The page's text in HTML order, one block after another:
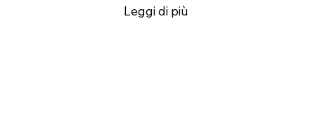
Leggi di più